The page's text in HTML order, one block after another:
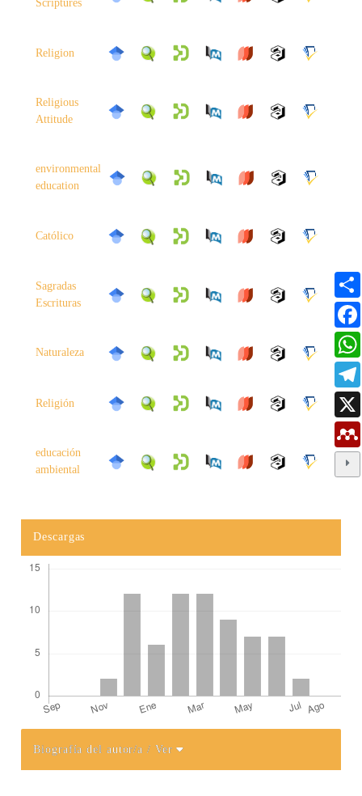
Scriptures
Religion
Religious
Attitude
environmental
education
Católico
Sagradas
Escrituras
Naturaleza
Religión
educación
ambiental
Descargas
Biografía del autor/a/ Ver